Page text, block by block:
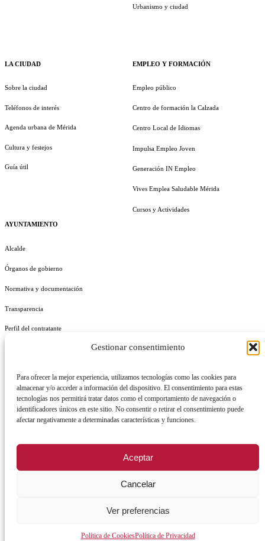
Gestionar consentimiento
Para ofrecer la mejor experiencia, utilizamos tecnologías como las cookies para
almacenar y/o acceder a información del dispositivo. El consentimiento para estas
tecnologías nos permitirá tratar datos como el comportamiento de navegación o
identificadores únicos en este sitio. No consentir o retirar el consentimiento puede
afectar negativamente a determinadas características y funciones.
Aceptar
Cancelar
Ver preferencias
Política de CookiesPolítica de Privacidad
LA CIUDAD
Sobre la ciudad
Teléfonos de interés
Agenda urbana de Mérida
Cultura y festejos
Guía útil
AYUNTAMIENTO
Alcalde
Órganos de gobierno
Normativa y documentación
Transparencia
Perfil del contratante
Urbanismo y ciudad
EMPLEO Y FORMACIÓN
Empleo público
Centro de formación la Calzada
Centro Local de Idiomas
Impulsa Empleo Joven
Generación IN Empleo
Vives Emplea Saludable Mérida
Cursos y Actividades
REGISTRO DE ACTIVIDADES DE TRATAMIENTO